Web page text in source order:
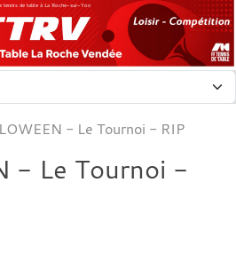
tennis de table à La Roche-sur-Yon
- Le Tournoi - RIP
- Le Tournoi -